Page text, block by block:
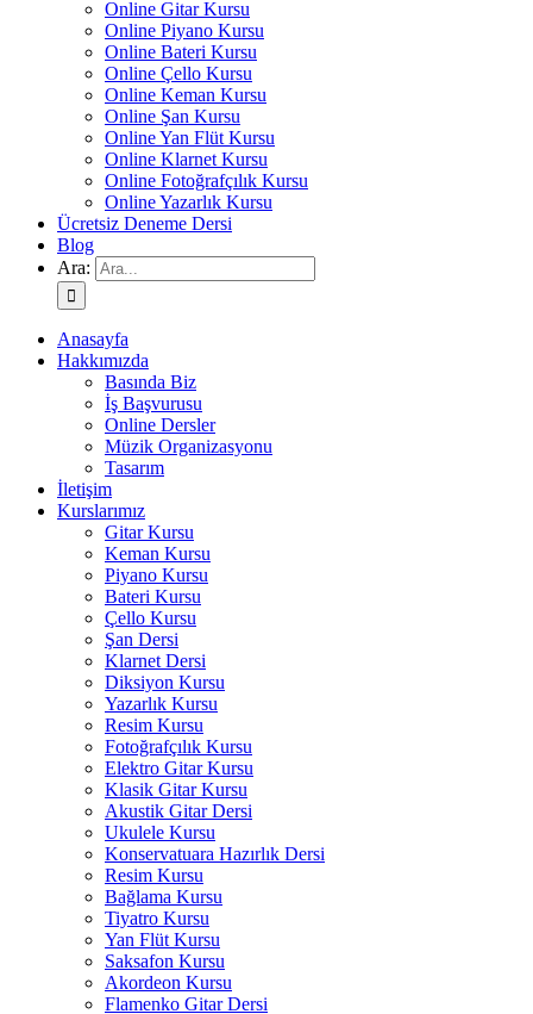
Online Gitar Kursu
Online Piyano Kursu
Online Bateri Kursu
Online Çello Kursu
Online Keman Kursu
Online Şan Kursu
Online Yan Flüt Kursu
Online Klarnet Kursu
Online Fotoğrafçılık Kursu
Online Yazarlık Kursu
Ücretsiz Deneme Dersi
Blog
Ara:
Anasayfa
Hakkımızda
Basında Biz
İş Başvurusu
Online Dersler
Müzik Organizasyonu
Tasarım
İletişim
Kurslarımız
Gitar Kursu
Keman Kursu
Piyano Kursu
Bateri Kursu
Çello Kursu
Şan Dersi
Klarnet Dersi
Diksiyon Kursu
Yazarlık Kursu
Resim Kursu
Fotoğrafçılık Kursu
Elektro Gitar Kursu
Klasik Gitar Kursu
Akustik Gitar Dersi
Ukulele Kursu
Konservatuara Hazırlık Dersi
Resim Kursu
Bağlama Kursu
Tiyatro Kursu
Yan Flüt Kursu
Saksafon Kursu
Akordeon Kursu
Flamenko Gitar Dersi